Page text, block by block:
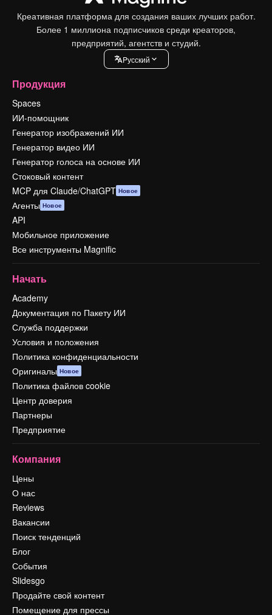
Креативная платформа для создания ваших лучших работ.
Более 1 миллиона подписчиков среди креаторов,
предприятий, агентств и студий.
Pусский
Продукция
Spaces
ИИ-помощник
Генератор изображений ИИ
Генератор видео ИИ
Генератор голоса на основе ИИ
Стоковый контент
MCP для Claude/ChatGPT Новое
Агенты Новое
API
Мобильное приложение
Все инструменты Magnific
Начать
Academy
Документация по Пакету ИИ
Служба поддержки
Условия и положения
Политика конфиденциальности
Оригиналы Новое
Политика файлов cookie
Центр доверия
Партнеры
Предприятие
Компания
Цены
О нас
Reviews
Вакансии
Поиск тенденций
Блог
События
Slidesgo
Продайте свой контент
Помещение для прессы